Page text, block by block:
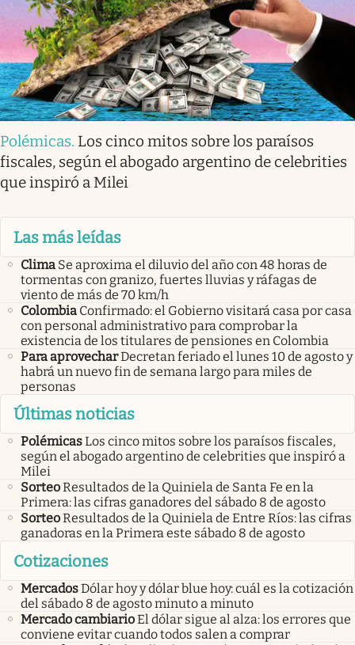
Polémicas. Los cinco mitos sobre los paraísos
fiscales, según el abogado argentino de celebrities
que inspiró a Milei
Las más leídas
Clima Se aproxima el diluvio del año con 48 horas de
tormentas con granizo, fuertes lluvias y ráfagas de
viento de más de 70 km/h
Colombia Confirmado: el Gobierno visitará casa por casa
con personal administrativo para comprobar la
existencia de los titulares de pensiones en Colombia
Para aprovecharDecretan feriado el lunes 10 de agosto y
habrá un nuevo fin de semana largo para miles de
personas
Últimas noticias
PolémicasLos cinco mitos sobre los paraísos fiscales,
según el abogado argentino de celebrities que inspiró a
Milei
SorteoResultados de la Quiniela de Santa Fe en la
Primera: las cifras ganadores del sábado 8 de agosto
SorteoResultados de la Quiniela de Entre Ríos: las cifras
ganadoras en la Primera este sábado 8 de agosto
Cotizaciones
MercadosDólar hoy y dólar blue hoy: cuál es la cotización
del sábado 8 de agosto minuto a minuto
Mercado cambiarioEl dólar sigue al alza: los errores que
conviene evitar cuando todos salen a comprar